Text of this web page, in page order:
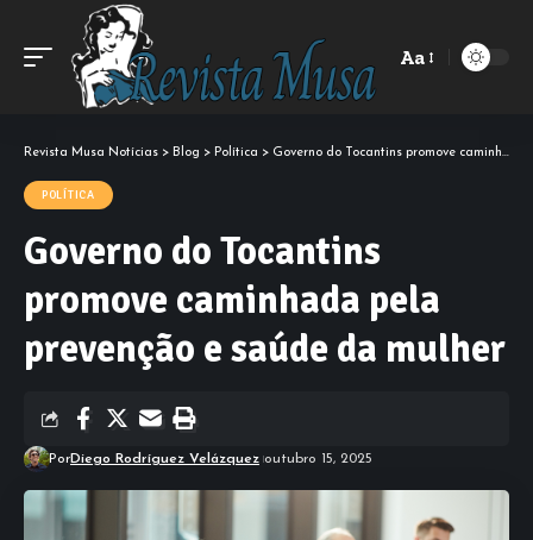
Font
Aa
Revista Musa Notícias > Blog > Política > Governo do Tocantins promove caminhada pela prevenção e saúde da mulher
POLÍTICA
Governo do Tocantins
promove caminhada pela
prevenção e saúde da mulher
PorDiego Rodríguez Velázquez outubro 15, 2025